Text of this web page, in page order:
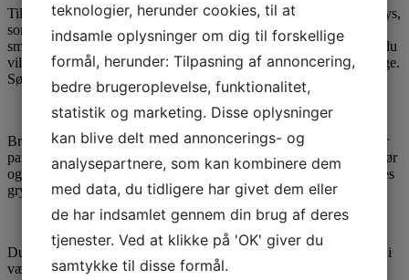
Til overdypning kan du anvende ganske almindelige hvide kronelys,
som fås i de fleste supermarkeder. Vær her opmærksom på at
smelterørerne til denne model gryde kun er 22,5 cm høje, så hvis du
vil lave et fuldt dyp på lysene, så skal lysene max være 20 cm lange.
Sørg for at lysene har stuetemperatur inden de dyppes i farven.
Brug evt. en blomsterpind eller et grillspyd af træ til rørepind – når
paraffin og farve er smeltet, så tilføjer du de sidste 350 g til hvert rør
og lader det smelte med. Når al paraffinen herefter er smeltet skrues
gryden ned på 70 grader.
Du kan nu begynde at dyppe. Her anvender vi en tang til at holde i
vægen, så vi ikke dypper fingrene med ned i den varme paraffin,
teknologier, herunder cookies, til at
indsamle oplysninger om dig til forskellige
formål, herunder: Tilpasning af annoncering,
bedre brugeroplevelse, funktionalitet,
statistik og marketing. Disse oplysninger
kan blive delt med annoncerings- og
analysepartnere, som kan kombinere dem
med data, du tidligere har givet dem eller
de har indsamlet gennem din brug af deres
tjenester. Ved at klikke på 'OK' giver du
samtykke til disse formål.